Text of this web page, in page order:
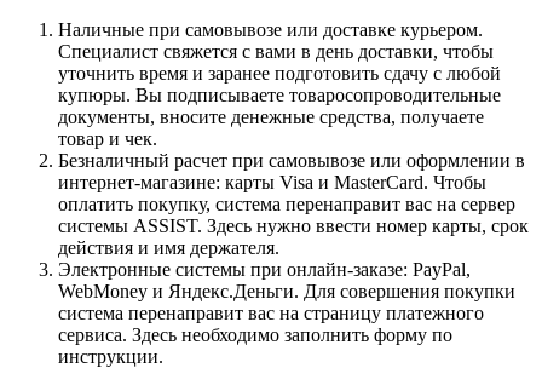
Наличные при самовывозе или доставке курьером.
Специалист свяжется с вами в день доставки, чтобы
уточнить время и заранее подготовить сдачу с любой
купюры. Вы подписываете товаросопроводительные
документы, вносите денежные средства, получаете
товар и чек.
Безналичный расчет при самовывозе или оформлении в
интернет-магазине: карты Visa и MasterCard. Чтобы
оплатить покупку, система перенаправит вас на сервер
системы ASSIST. Здесь нужно ввести номер карты, срок
действия и имя держателя.
Электронные системы при онлайн-заказе: PayPal,
WebMoney и Яндекс.Деньги. Для совершения покупки
система перенаправит вас на страницу платежного
сервиса. Здесь необходимо заполнить форму по
инструкции.